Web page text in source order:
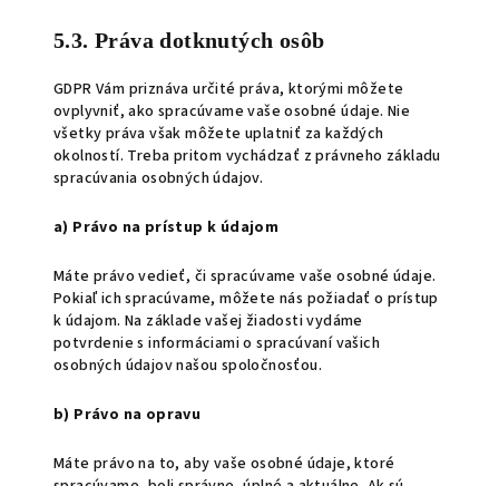
5.3. Práva dotknutých osôb
GDPR Vám priznáva určité práva, ktorými môžete
ovplyvniť, ako spracúvame vaše osobné údaje. Nie
všetky práva však môžete uplatniť za každých
okolností. Treba pritom vychádzať z právneho základu
spracúvania osobných údajov.
a) Právo na prístup k údajom
Máte právo vedieť, či spracúvame vaše osobné údaje.
Pokiaľ ich spracúvame, môžete nás požiadať o prístup
k údajom. Na základe vašej žiadosti vydáme
potvrdenie s informáciami o spracúvaní vašich
osobných údajov našou spoločnosťou.
b) Právo na opravu
Máte právo na to, aby vaše osobné údaje, ktoré